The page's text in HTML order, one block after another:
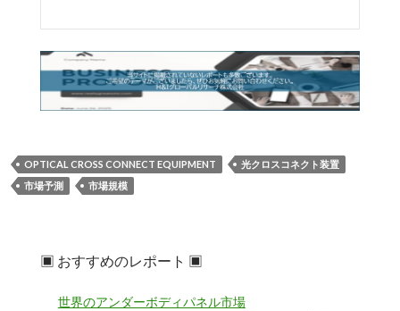
OPTICAL CROSS CONNECT EQUIPMENT
光クロスコネクト装置
市場予測
市場規模
▣ おすすめのレポート ▣
世界のアンダーボディパネル市場